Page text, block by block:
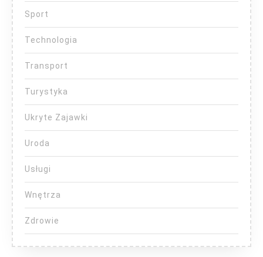
Sport
Technologia
Transport
Turystyka
Ukryte Zajawki
Uroda
Usługi
Wnętrza
Zdrowie